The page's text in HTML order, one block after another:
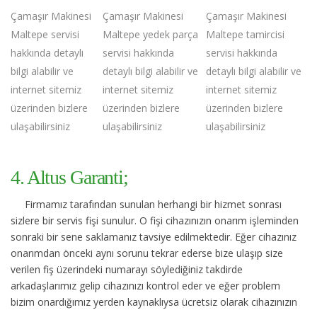
Çamaşır Makinesi
Maltepe servisi
hakkında detaylı
bilgi alabilir ve
internet sitemiz
üzerinden bizlere
ulaşabilirsiniz
Çamaşır Makinesi
Maltepe yedek parça
servisi hakkında
detaylı bilgi alabilir ve
internet sitemiz
üzerinden bizlere
ulaşabilirsiniz
Çamaşır Makinesi
Maltepe tamircisi
servisi hakkında
detaylı bilgi alabilir ve
internet sitemiz
üzerinden bizlere
ulaşabilirsiniz
4. Altus Garanti;
Firmamız tarafından sunulan herhangi bir hizmet sonrası
sizlere bir servis fişi sunulur. O fişi cihazınızın onarım işleminden
sonraki bir sene saklamanız tavsiye edilmektedir. Eğer cihazınız
onarımdan önceki aynı sorunu tekrar ederse bize ulaşıp size
verilen fiş üzerindeki numarayı söylediğiniz takdirde
arkadaşlarımız gelip cihazınızı kontrol eder ve eğer problem
bizim onardığımız yerden kaynaklıysa ücretsiz olarak cihazınızın